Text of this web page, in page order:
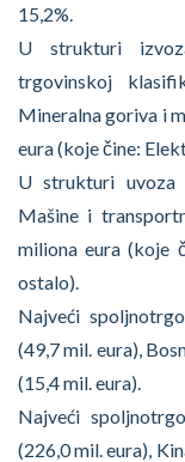
15,2%.
U strukturi
trgovinskoj
Mineralna goriva i
eura (koje čine:
U strukturi uvoza
Mašine i
miliona eura (koje
ostalo).
Najveći
(49,7 mil. eura),
(15,4 mil. eura).
Najveći
(226,0 mil. eura),